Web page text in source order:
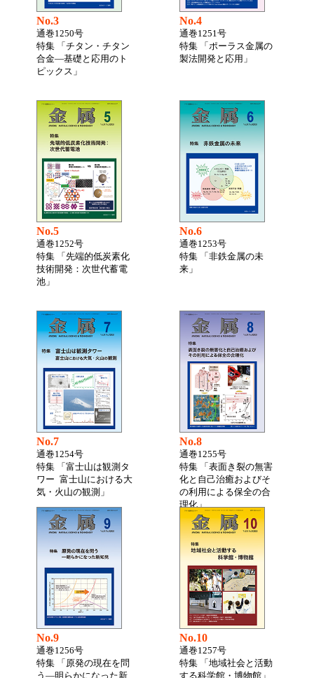
No.3
通巻1250号
特集 「チタン・チタン
合金―基礎と応用のト
ピックス」
No.4
通巻1251号
特集 「ポーラス金属の
製法開発と応用」
No.5
通巻1252号
特集 「先端的低炭素化
技術開発：次世代蓄電
池」
No.6
通巻1253号
特集 「非鉄金属の未
来」
No.7
通巻1254号
特集 「富士山は観測タ
ワー 富士山における大
気・火山の観測」
No.8
通巻1255号
特集 「表面き裂の無害
化と自己治癒およびそ
の利用による保全の合
理化」
No.9
通巻1256号
特集 「原発の現在を問
う―明らかになった新
No.10
通巻1257号
特集 「地域社会と活動
する科学館・博物館」